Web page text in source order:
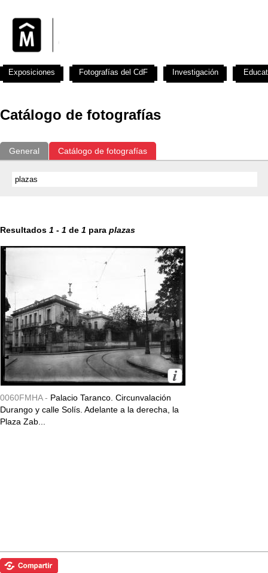
Catálogo de fotografías
General Catálogo de fotografías
Resultados 1 - 1 de 1 para plazas
0060FMHA - Palacio Taranco. Circunvalación
Durango y calle Solís. Adelante a la derecha, la
Plaza Zab...
Exposiciones Fotografías del CdF Investigación